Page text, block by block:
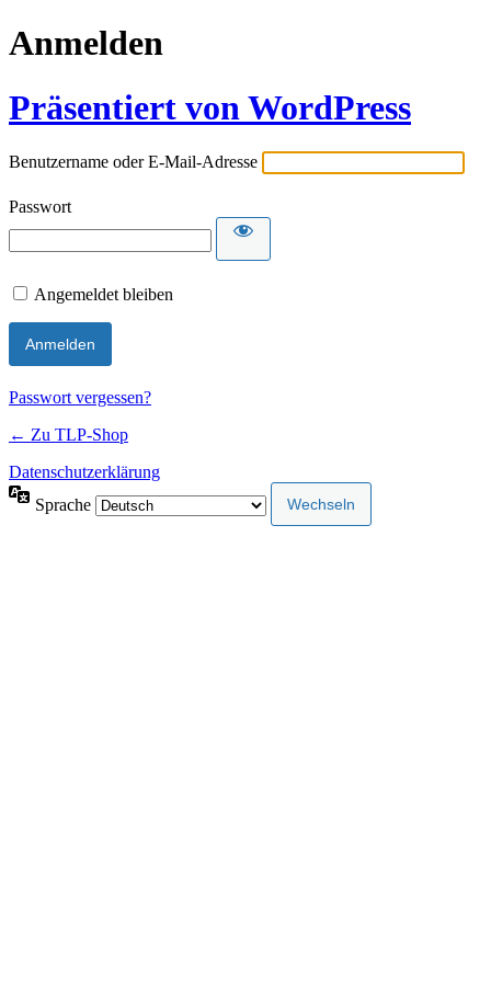
Anmelden
Präsentiert von WordPress
Benutzername oder E-Mail-Adresse
Passwort
Angemeldet bleiben
Passwort vergessen?
← Zu TLP-Shop
Datenschutzerklärung
Sprache